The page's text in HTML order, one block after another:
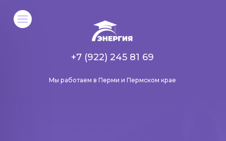
Мы работаем в Перми и Пермском крае
+7 (922) 245 81 69